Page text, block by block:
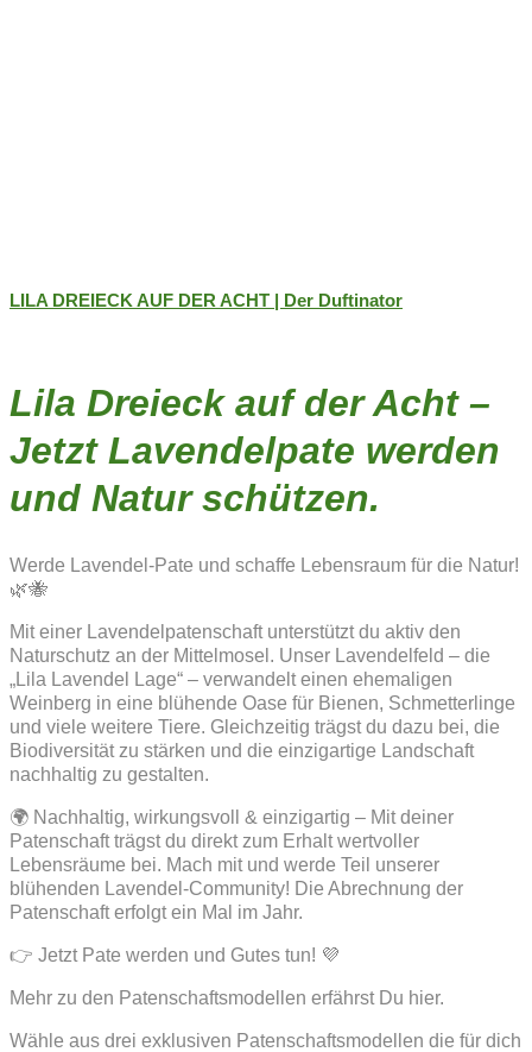
LILA DREIECK AUF DER ACHT | Der Duftinator
Lila Dreieck auf der Acht –
Jetzt Lavendelpate werden
und Natur schützen.
Werde Lavendel-Pate und schaffe Lebensraum für die Natur!
🌿🐝
Mit einer Lavendelpatenschaft unterstützt du aktiv den
Naturschutz an der Mittelmosel. Unser Lavendelfeld – die
„Lila Lavendel Lage“ – verwandelt einen ehemaligen
Weinberg in eine blühende Oase für Bienen, Schmetterlinge
und viele weitere Tiere. Gleichzeitig trägst du dazu bei, die
Biodiversität zu stärken und die einzigartige Landschaft
nachhaltig zu gestalten.
🌍 Nachhaltig, wirkungsvoll & einzigartig – Mit deiner
Patenschaft trägst du direkt zum Erhalt wertvoller
Lebensräume bei. Mach mit und werde Teil unserer
blühenden Lavendel-Community! Die Abrechnung der
Patenschaft erfolgt ein Mal im Jahr.
👉 Jetzt Pate werden und Gutes tun! 💜
Mehr zu den Patenschaftsmodellen erfährst Du hier.
Wähle aus drei exklusiven Patenschaftsmodellen die für dich